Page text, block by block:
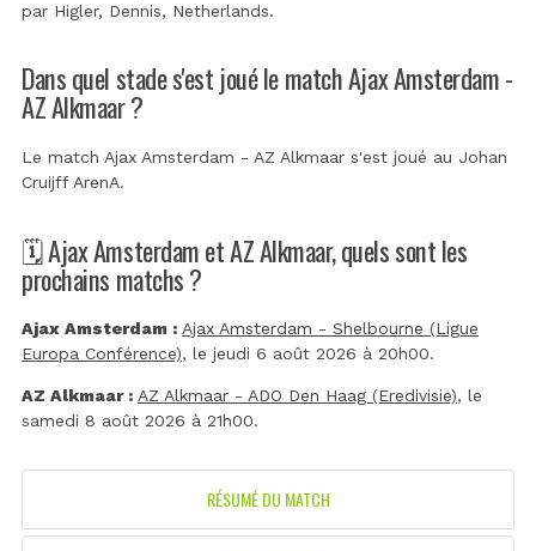
par Higler, Dennis, Netherlands.
Dans quel stade s'est joué le match Ajax Amsterdam -
AZ Alkmaar ?
Le match Ajax Amsterdam - AZ Alkmaar s'est joué au Johan
Cruijff ArenA.
🗓️ Ajax Amsterdam et AZ Alkmaar, quels sont les
prochains matchs ?
Ajax Amsterdam : Ajax Amsterdam - Shelbourne (Ligue
Europa Conférence), le jeudi 6 août 2026 à 20h00.
AZ Alkmaar : AZ Alkmaar - ADO Den Haag (Eredivisie), le
samedi 8 août 2026 à 21h00.
RÉSUMÉ DU MATCH